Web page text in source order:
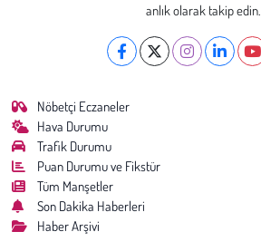
anlık olarak takip edin.
Nöbetçi Eczaneler
Hava Durumu
Trafik Durumu
Puan Durumu ve Fikstür
Tüm Manşetler
Son Dakika Haberleri
Haber Arşivi